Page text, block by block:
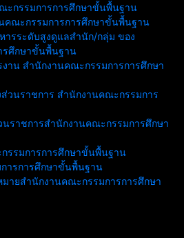
ะกรรมการการศึกษาขั้นพื้นฐาน
คณะกรรมการการศึกษาขั้นพื้นฐาน
ารระดับสูงดูแลสำนัก/กลุ่ม ของ
รศึกษาขั้นพื้นฐาน
งาน สำนักงานคณะกรรมการการศึกษา
ส่วนราชการ สำนักงานคณะกรรมการ
นราชการสำนักงานคณะกรรมการศึกษา
รรมการการศึกษาขั้นพื้นฐาน
ารการศึกษาขั้นพื้นฐาน
ายสำนักงานคณะกรรมการการศึกษา